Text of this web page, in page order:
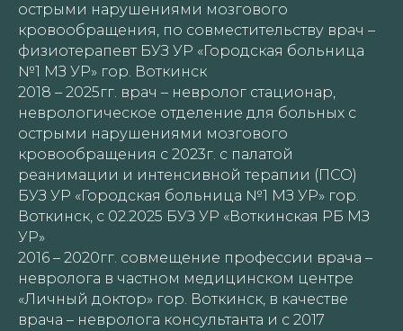
острыми нарушениями мозгового
кровообращения, по совместительству врач –
физиотерапевт БУЗ УР «Городская больница
№1 МЗ УР» гор. Воткинск
2018 – 2025гг. врач – невролог стационар,
неврологическое отделение для больных с
острыми нарушениями мозгового
кровообращения с 2023г. с палатой
реанимации и интенсивной терапии (ПСО)
БУЗ УР «Городская больница №1 МЗ УР» гор.
Воткинск, с 02.2025 БУЗ УР «Воткинская РБ МЗ
УР»
2016 – 2020гг. совмещение профессии врача –
невролога в частном медицинском центре
«Личный доктор» гор. Воткинск, в качестве
врача – невролога консультанта и с 2017